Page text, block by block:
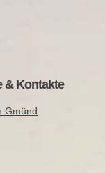
& Kontakte
Gmünd